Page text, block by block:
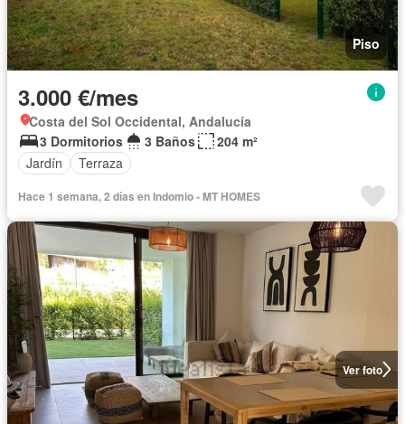
Piso
3.000 €/mes
Costa del Sol Occidental, Andalucía
3 Dormitorios
3 Baños
204 m²
Jardín
Terraza
Hace 1 semana, 2 días en Indomio - MT HOMES
Ver foto